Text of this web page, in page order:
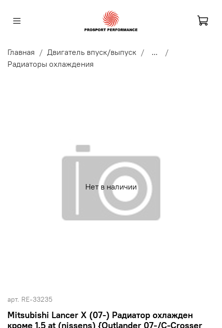
Главная Двигатель впуск/выпуск
...
Радиаторы охлаждения
Нет в наличии
арт. RE-33235
Mitsubishi Lancer X (07-) Радиатор охлажден
кроме 1.5 at (nissens) {Outlander 07-/C-Crosser